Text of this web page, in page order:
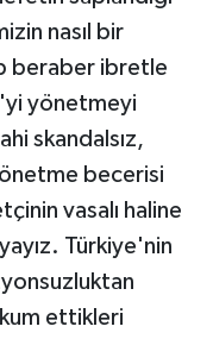
nasıl bir
beraber ibretle
yönetmeyi
skandalsız,
becerisi
vasalı haline
Türkiye'nin
ettikleri